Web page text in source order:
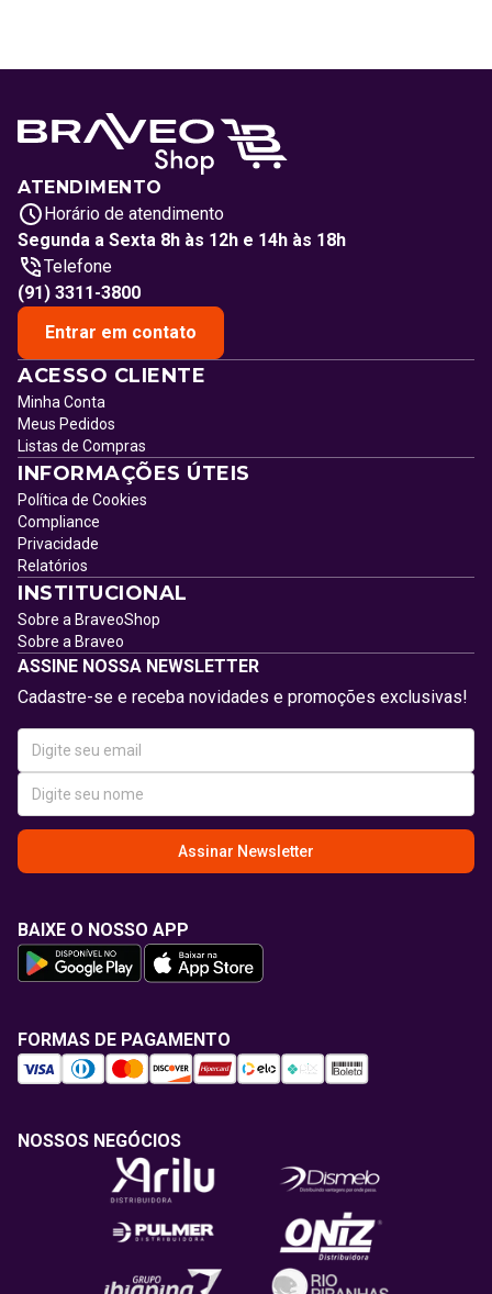
ATENDIMENTO
Horário de atendimento
Segunda a Sexta 8h às 12h e 14h às 18h
Telefone
(91) 3311-3800
Entrar em contato
ACESSO CLIENTE
Minha Conta
Meus Pedidos
Listas de Compras
INFORMAÇÕES ÚTEIS
Política de Cookies
Compliance
Privacidade
Relatórios
INSTITUCIONAL
Sobre a BraveoShop
Sobre a Braveo
ASSINE NOSSA NEWSLETTER
Cadastre-se e receba novidades e promoções exclusivas!
Assinar Newsletter
BAIXE O NOSSO APP
FORMAS DE PAGAMENTO
NOSSOS NEGÓCIOS